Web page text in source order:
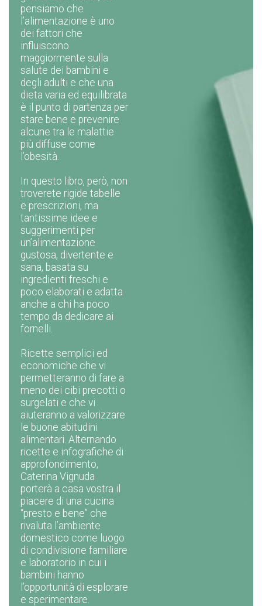
pensiamo che
l’alimentazione è uno
dei fattori che
influiscono
maggiormente sulla
salute dei bambini e
degli adulti e che una
dieta varia ed equilibrata
è il punto di partenza per
stare bene e prevenire
alcune tra le malattie
più diffuse come
l’obesità.
In questo libro, però, non
troverete rigide tabelle
e prescrizioni, ma
tantissime idee e
suggerimenti per
un’alimentazione
gustosa, divertente e
sana, basata su
ingredienti freschi e
poco elaborati e adatta
anche a chi ha poco
tempo da dedicare ai
fornelli.
Ricette semplici ed
economiche che vi
permetteranno di fare a
meno dei cibi precotti o
surgelati e che vi
aiuteranno a valorizzare
le buone abitudini
alimentari. Alternando
ricette e infografiche di
approfondimento,
Caterina Vignuda
porterà a casa vostra il
piacere di una cucina
“presto e bene” che
rivaluta l’ambiente
domestico come luogo
di condivisione familiare
e laboratorio in cui i
bambini hanno
l’opportunità di esplorare
e sperimentare.